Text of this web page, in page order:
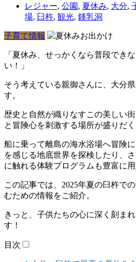
レジャー, 公園 , 夏休み, 大分,
場, 臼杵, 観光, 鍾乳洞
子育て情報
「夏休み、せっかくなら普段でき
い！」
そう考えている親御さんに、大分
す。
歴史と自然が織りなすこの美しい
と冒険心を刺激する場所が盛りだく
船に乗って離島の海水浴場へ冒険
を感じる地底世界を探検したり、
に触れる体験プログラムも豊富に用
この記事では、2025年夏の臼杵で
むための情報をご紹介。
きっと、子供たちの心に深く刻ま
す！
目次